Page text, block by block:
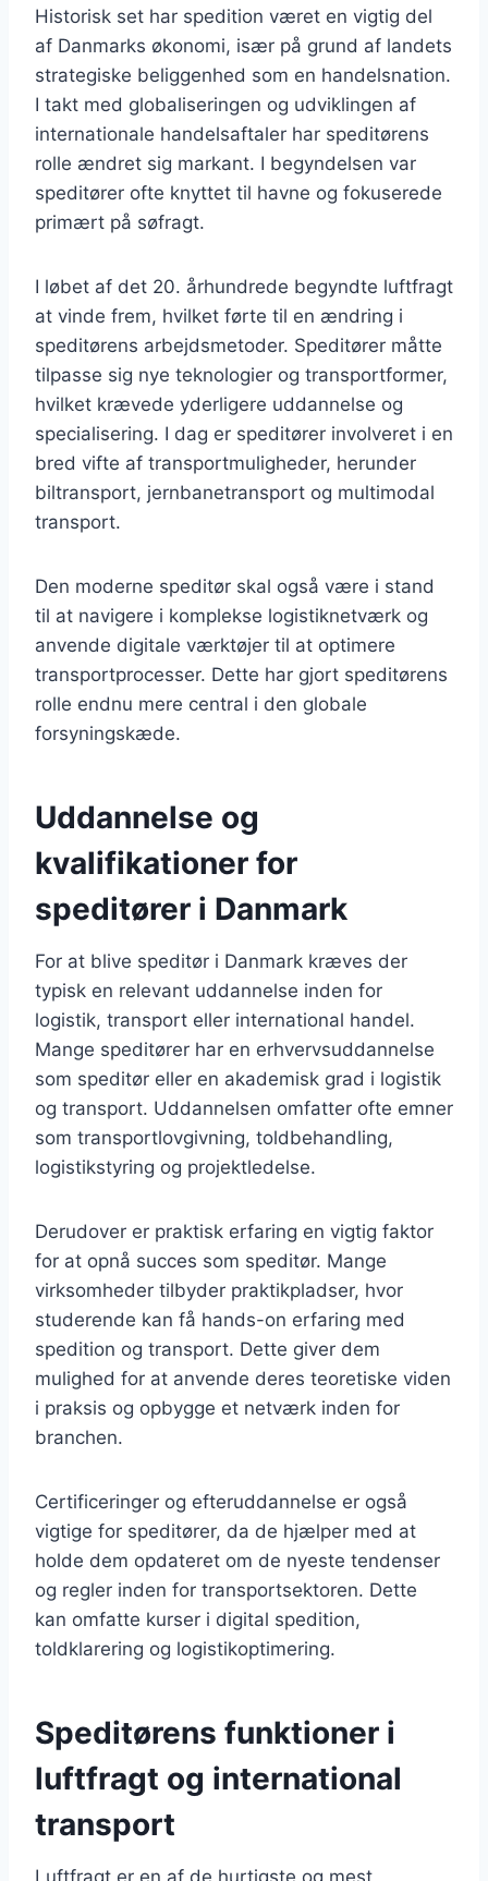
Historisk set har spedition været en vigtig del
af Danmarks økonomi, især på grund af landets
strategiske beliggenhed som en handelsnation.
I takt med globaliseringen og udviklingen af
internationale handelsaftaler har speditørens
rolle ændret sig markant. I begyndelsen var
speditører ofte knyttet til havne og fokuserede
primært på søfragt.
I løbet af det 20. århundrede begyndte luftfragt
at vinde frem, hvilket førte til en ændring i
speditørens arbejdsmetoder. Speditører måtte
tilpasse sig nye teknologier og transportformer,
hvilket krævede yderligere uddannelse og
specialisering. I dag er speditører involveret i en
bred vifte af transportmuligheder, herunder
biltransport, jernbanetransport og multimodal
transport.
Den moderne speditør skal også være i stand
til at navigere i komplekse logistiknetværk og
anvende digitale værktøjer til at optimere
transportprocesser. Dette har gjort speditørens
rolle endnu mere central i den globale
forsyningskæde.
Uddannelse og
kvalifikationer for
speditører i Danmark
For at blive speditør i Danmark kræves der
typisk en relevant uddannelse inden for
logistik, transport eller international handel.
Mange speditører har en erhvervsuddannelse
som speditør eller en akademisk grad i logistik
og transport. Uddannelsen omfatter ofte emner
som transportlovgivning, toldbehandling,
logistikstyring og projektledelse.
Derudover er praktisk erfaring en vigtig faktor
for at opnå succes som speditør. Mange
virksomheder tilbyder praktikpladser, hvor
studerende kan få hands-on erfaring med
spedition og transport. Dette giver dem
mulighed for at anvende deres teoretiske viden
i praksis og opbygge et netværk inden for
branchen.
Certificeringer og efteruddannelse er også
vigtige for speditører, da de hjælper med at
holde dem opdateret om de nyeste tendenser
og regler inden for transportsektoren. Dette
kan omfatte kurser i digital spedition,
toldklarering og logistikoptimering.
Speditørens funktioner i
luftfragt og international
transport
Luftfragt er en af de hurtigste og mest